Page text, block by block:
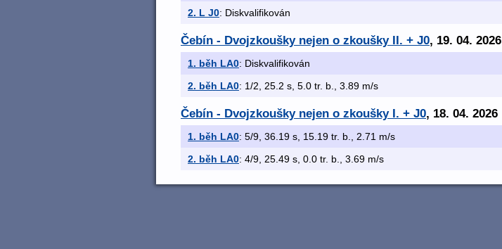
2. L J0: Diskvalifikován
Čebín - Dvojzkoušky nejen o zkoušky II. + J0, 19. 04. 2026
1. běh LA0: Diskvalifikován
2. běh LA0: 1/2, 25.2 s, 5.0 tr. b., 3.89 m/s
Čebín - Dvojzkoušky nejen o zkoušky I. + J0, 18. 04. 2026
1. běh LA0: 5/9, 36.19 s, 15.19 tr. b., 2.71 m/s
2. běh LA0: 4/9, 25.49 s, 0.0 tr. b., 3.69 m/s